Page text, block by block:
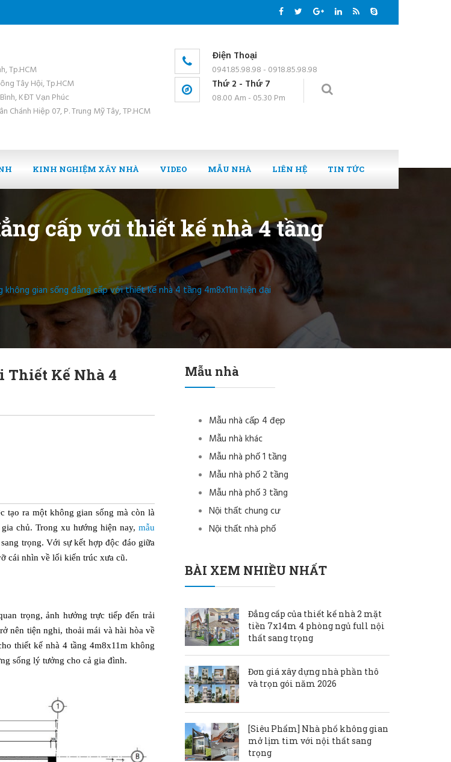
Tp.HCM
Tây Hội, Tp.HCM
KĐT Vạn Phúc
Hiệp 07, P. Trung Mỹ Tây, TP.HCM
Điện Thoại
0941.85.98.98 - 0918.85.98.98
Thứ 2 - Thứ 7
08.00 Am - 05.30 Pm
KINH NGHIỆM XÂY NHÀ VIDEO MẪU NHÀ LIÊN HỆ TIN TỨC
cấp với thiết kế nhà 4 tầng
không gian sống đẳng cấp với thiết kế nhà 4 tầng 4m8x11m hiện đại
Thiết Kế Nhà 4
tạo ra một không gian sống mà còn là
chủ. Trong xu hướng hiện nay, mẫu
trọng. Với sự kết hợp độc đáo giữa
cái nhìn về lối kiến trúc xưa cũ.
trọng, ảnh hưởng trực tiếp đến trải
nên tiện nghi, thoải mái và hài hòa về
thiết kế nhà 4 tầng 4m8x11m không
sống lý tưởng cho cả gia đình.
Mẫu nhà
Mẫu nhà cấp 4 đẹp
Mẫu nhà khác
Mẫu nhà phố 1 tầng
Mẫu nhà phố 2 tầng
Mẫu nhà phố 3 tầng
Nội thất chung cư
Nội thất nhà phố
BÀI XEM NHIỀU NHẤT
Đẳng cấp của thiết kế nhà 2 mặt
tiền 7x14m 4 phòng ngủ full nội
thất sang trọng
Đơn giá xây dựng nhà phần thô
và trọn gói năm 2026
[Siêu Phẩm] Nhà phố không gian
mở lịm tim với nội thất sang
trọng